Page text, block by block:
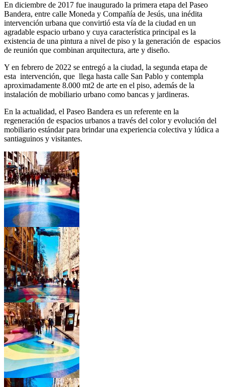
En diciembre de 2017 fue inaugurado la primera etapa del Paseo
Bandera, entre calle Moneda y Compañía de Jesús, una inédita
intervención urbana que convirtió esta vía de la ciudad en un
agradable espacio urbano y cuya característica principal es la
existencia de una pintura a nivel de piso y la generación de espacios
de reunión que combinan arquitectura, arte y diseño.
Y en febrero de 2022 se entregó a la ciudad, la segunda etapa de
esta intervención, que llega hasta calle San Pablo y contempla
aproximadamente 8.000 mt2 de arte en el piso, además de la
instalación de mobiliario urbano como bancas y jardineras.
En la actualidad, el Paseo Bandera es un referente en la
regeneración de espacios urbanos a través del color y evolución del
mobiliario estándar para brindar una experiencia colectiva y lúdica a
santiaguinos y visitantes.